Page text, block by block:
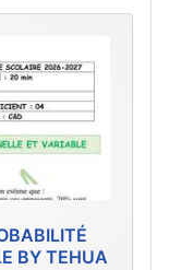
BY TEHUA